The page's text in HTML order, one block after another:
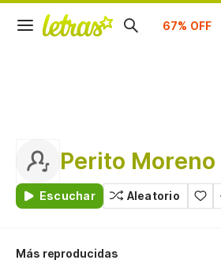
Suscríbete
Perito Moreno
Escuchar Aleatorio
Más reproducidas